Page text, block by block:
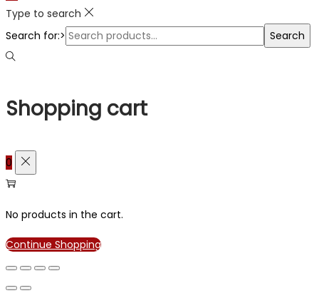
Type to search
Search for:>
Search
Shopping cart
0
No products in the cart.
Continue Shopping